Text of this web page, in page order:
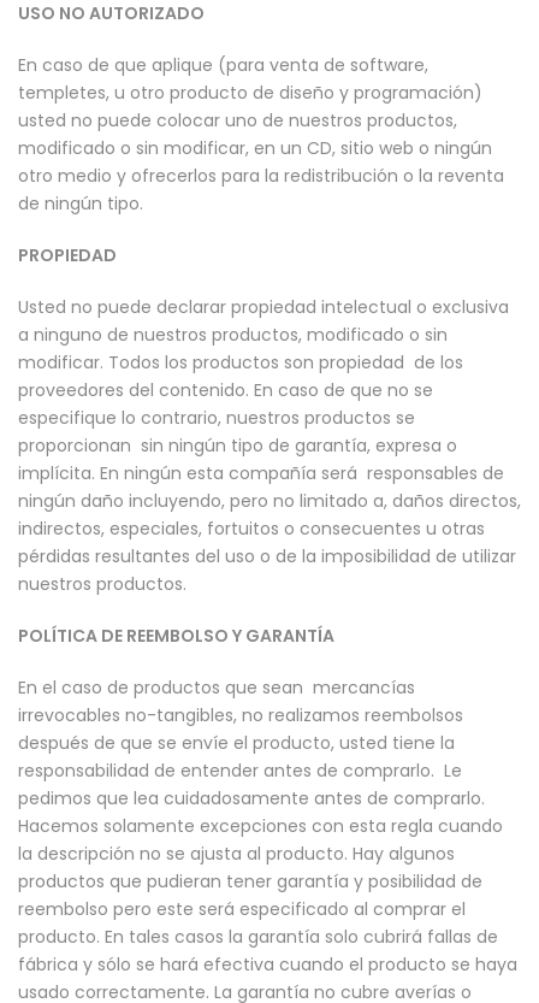
USO NO AUTORIZADO
En caso de que aplique (para venta de software,
templetes, u otro producto de diseño y programación)
usted no puede colocar uno de nuestros productos,
modificado o sin modificar, en un CD, sitio web o ningún
otro medio y ofrecerlos para la redistribución o la reventa
de ningún tipo.
PROPIEDAD
Usted no puede declarar propiedad intelectual o exclusiva
a ninguno de nuestros productos, modificado o sin
modificar. Todos los productos son propiedad de los
proveedores del contenido. En caso de que no se
especifique lo contrario, nuestros productos se
proporcionan sin ningún tipo de garantía, expresa o
implícita. En ningún esta compañía será responsables de
ningún daño incluyendo, pero no limitado a, daños directos,
indirectos, especiales, fortuitos o consecuentes u otras
pérdidas resultantes del uso o de la imposibilidad de utilizar
nuestros productos.
POLÍTICA DE REEMBOLSO Y GARANTÍA
En el caso de productos que sean mercancías
irrevocables no-tangibles, no realizamos reembolsos
después de que se envíe el producto, usted tiene la
responsabilidad de entender antes de comprarlo. Le
pedimos que lea cuidadosamente antes de comprarlo.
Hacemos solamente excepciones con esta regla cuando
la descripción no se ajusta al producto. Hay algunos
productos que pudieran tener garantía y posibilidad de
reembolso pero este será especificado al comprar el
producto. En tales casos la garantía solo cubrirá fallas de
fábrica y sólo se hará efectiva cuando el producto se haya
usado correctamente. La garantía no cubre averías o